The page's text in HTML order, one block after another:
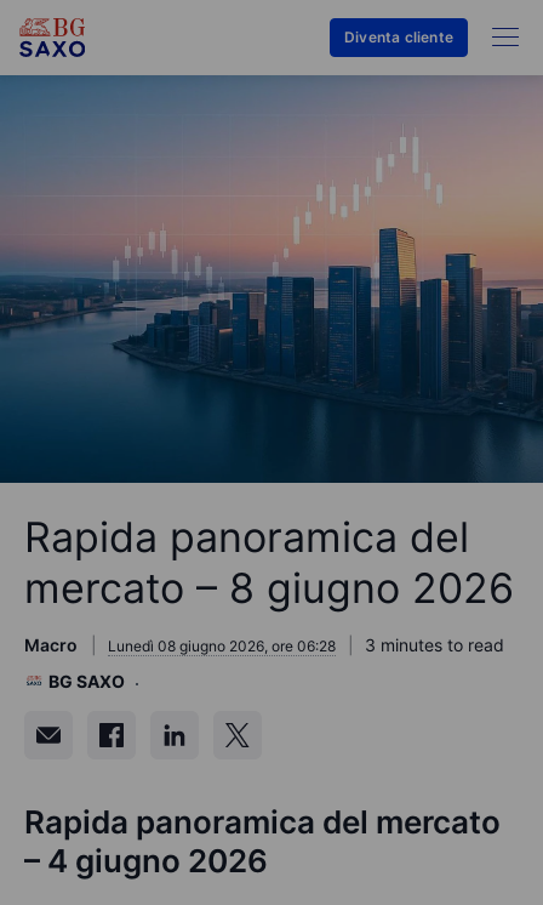
Diventa cliente
Rapida panoramica del
mercato – 8 giugno 2026
Macro Lunedì 08 giugno 2026, ore 06:28
3 minutes to read
BG SAXO
Rapida panoramica del mercato
– 4 giugno 2026